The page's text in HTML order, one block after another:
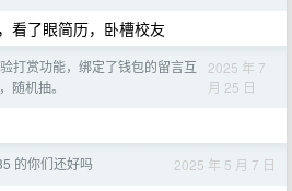
看了眼简历，卧槽校友
打赏功能，绑定了钱包的留言互
随机抽。
2025 年 7
月 25 日
的你们还好吗 2025 年 5 月 7 日